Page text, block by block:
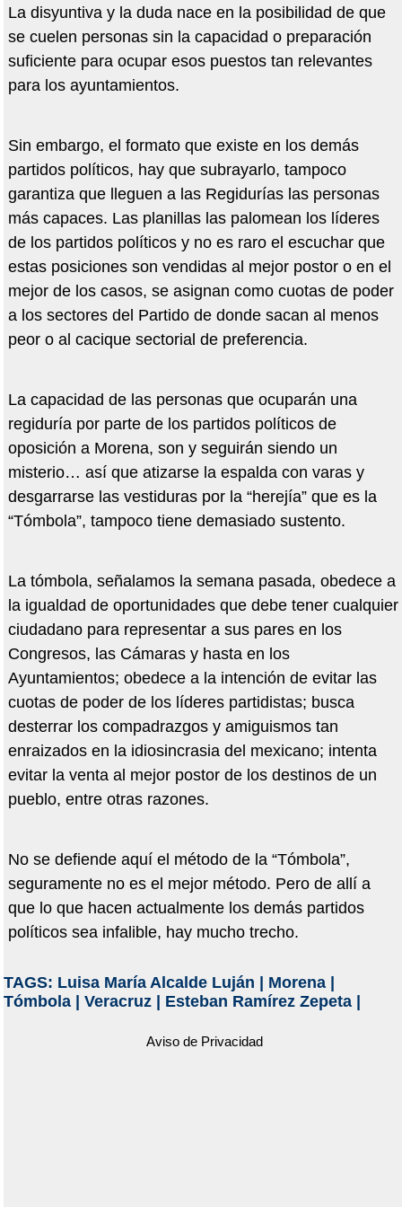
La disyuntiva y la duda nace en la posibilidad de que
se cuelen personas sin la capacidad o preparación
suficiente para ocupar esos puestos tan relevantes
para los ayuntamientos.
Sin embargo, el formato que existe en los demás
partidos políticos, hay que subrayarlo, tampoco
garantiza que lleguen a las Regidurías las personas
más capaces. Las planillas las palomean los líderes
de los partidos políticos y no es raro el escuchar que
estas posiciones son vendidas al mejor postor o en el
mejor de los casos, se asignan como cuotas de poder
a los sectores del Partido de donde sacan al menos
peor o al cacique sectorial de preferencia.
La capacidad de las personas que ocuparán una
regiduría por parte de los partidos políticos de
oposición a Morena, son y seguirán siendo un
misterio… así que atizarse la espalda con varas y
desgarrarse las vestiduras por la “herejía” que es la
“Tómbola”, tampoco tiene demasiado sustento.
La tómbola, señalamos la semana pasada, obedece a
la igualdad de oportunidades que debe tener cualquier
ciudadano para representar a sus pares en los
Congresos, las Cámaras y hasta en los
Ayuntamientos; obedece a la intención de evitar las
cuotas de poder de los líderes partidistas; busca
desterrar los compadrazgos y amiguismos tan
enraizados en la idiosincrasia del mexicano; intenta
evitar la venta al mejor postor de los destinos de un
pueblo, entre otras razones.
No se defiende aquí el método de la “Tómbola”,
seguramente no es el mejor método. Pero de allí a
que lo que hacen actualmente los demás partidos
políticos sea infalible, hay mucho trecho.
TAGS: Luisa María Alcalde Luján Morena|
Tómbola| Veracruz| Esteban Ramírez Zepeta|
Aviso de Privacidad